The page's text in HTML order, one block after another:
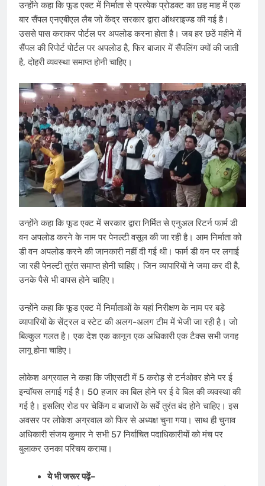
उन्होंने कहा कि फूड एक्ट में निर्माता से प्रत्येक प्रोडक्ट का छह माह में एक
बार सैंपल एनएबीएल लैब जो केंद्र सरकार द्वारा ऑथराइज्ड की गई है।
उससे पास कराकर पोर्टल पर अपलोड करना होता है। जब हर छठें महीने में
सैंपल की रिपोर्ट पोर्टल पर अपलोड है, फिर बाजार में सैंपलिंग क्यों की जाती
है, दोहरी व्यवस्था समाप्त होनी चाहिए।
उन्होंने कहा कि फूड एक्ट में सरकार द्वारा निर्मित से एनुअल रिटर्न फार्म डी
वन अपलोड करने के नाम पर पेनल्टी वसूल की जा रही है। आम निर्माता को
डी वन अपलोड करने की जानकारी नहीं दी गई थी। फार्म डी वन पर लगाई
जा रही पेनल्टी तुरंत समाप्त होनी चाहिए। जिन व्यापारियों ने जमा कर दी है,
उनके पैसे भी वापस होने चाहिए।
उन्होंने कहा कि फूड एक्ट में निर्माताओं के यहां निरीक्षण के नाम पर बड़े
व्यापारियों के सेंट्रल व स्टेट की अलग-अलग टीम में भेजी जा रही है। जो
बिल्कुल गलत है। एक देश एक कानून एक अधिकारी एक टैक्स सभी जगह
लागू होना चाहिए।
लोकेश अग्रवाल ने कहा कि जीएसटी में 5 करोड़ से टर्नओवर होने पर ई
इन्वॉयस लगाई गई है। 50 हजार का बिल होने पर ई वे बिल की व्यवस्था की
गई है। इसलिए रोड पर चेकिंग व बाजारों के सर्वे तुरंत बंद होने चाहिए। इस
अवसर पर लोकेश अग्रवाल को फिर से अध्यक्ष चुना गया। साथ ही चुनाव
अधिकारी संजय कुमार ने सभी 57 निर्वाचित पदाधिकारीयों को मंच पर
बुलाकर उनका परिचय कराया।
ये भी जरूर पढ़ें–